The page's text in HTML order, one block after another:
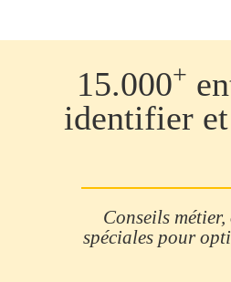
15.000+
identifier
Conseils
spéciales pour